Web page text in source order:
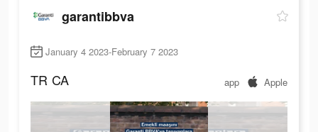
garantibbva
January 4 2023-February 7 2023
TR CA app Apple